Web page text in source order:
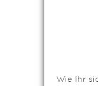
Wie Ihr